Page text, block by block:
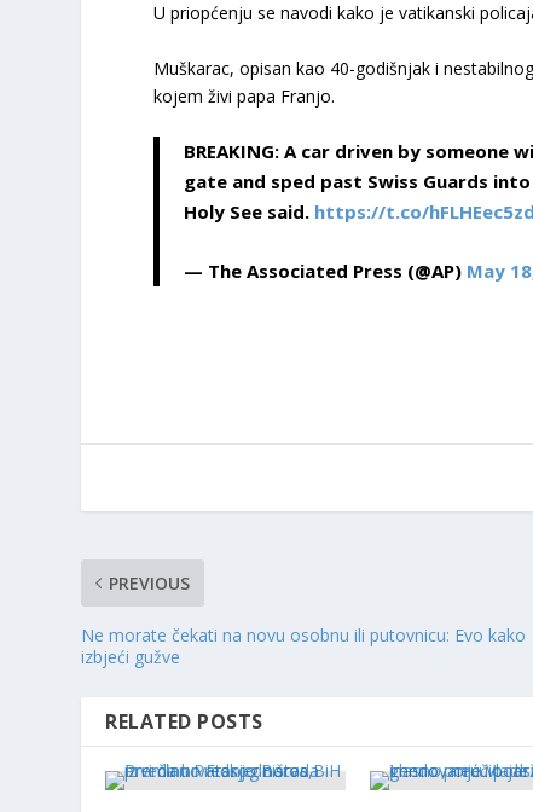
U priopćenju se navodi kako je vatikanski
Muškarac, opisan kao 40-godišnjak i
kojem živi papa Franjo.
BREAKING: A car driven by
gate and sped past Swiss Guards
Holy See said. https://t.co/hFLHEec5zd
— The Associated Press (@AP) May
PREVIOUS
Ne morate čekati na novu osobnu ili putovnicu: Evo kako
izbjeći gužve
RELATED POSTS